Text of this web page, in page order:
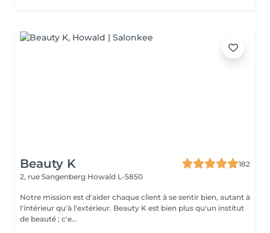
Beauty K
182
2, rue Sangenberg Howald L-5850
Notre mission est d'aider chaque client à se sentir bien, autant à
l'intérieur qu'à l'extérieur. Beauty K est bien plus qu'un institut
de beauté ; c'e...